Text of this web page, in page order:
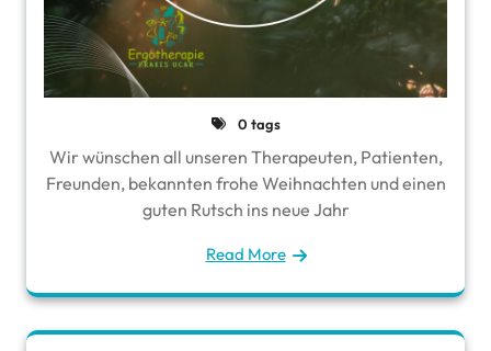
0 tags
Wir wünschen all unseren Therapeuten, Patienten,
Freunden, bekannten frohe Weihnachten und einen
guten Rutsch ins neue Jahr
Read More